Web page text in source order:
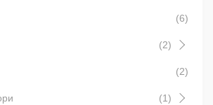
(6)
(2)
(2)
(1)